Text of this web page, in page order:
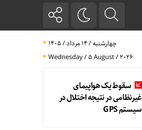
چهارشنبه / ۱۴ مرداد / ۱۴۰۵
Wednesday / 5 August / 2026
سقوط یک هواپیمای
غیرنظامی در نتیجه اختلال در
سیستم‌ GPS